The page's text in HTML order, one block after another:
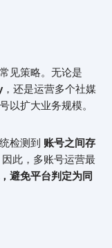
见策略。无论是
，还是运营多个社媒
以扩大业务规模。
检测到 账号之间存
因此，多账号运营最
避免平台判定为同